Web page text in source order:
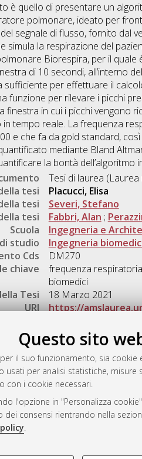
Questo sito
il suo funzionamento, sia
per analisi statistiche,
con i cookie necessari.
l'opzione in "Personalizza
consensi rientrando nella
.
è quello di presentare un
polmonare, ideato per
segnale di flusso, fornito dal
simula la respirazione del
Biorespira, per il
di 10 secondi, all’interno
sufficiente per effettuare il
funzione per rilevare i picchi
finestra in cui i picchi vengono
tempo reale. La frequenza
e che fa da gold standard,
mediante Bland
la bontà dell’algoritmo
Tesi di laurea (Laurea
tesi
Placucci, Elisa
tesi
Severi, Stefano
tesi
Fabbri, Alan ;
Scuola
Ingegneria e
studio
Ingegneria
Cds
DM270
chiave
frequenza
biomedici
Tesi
18 Marzo 2021
URI
https://
Gestione del
implementato e gestito da
Cookie
sulla privacy
d’uso del sito